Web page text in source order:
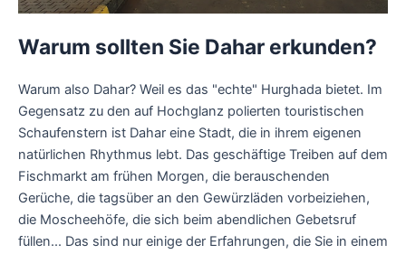
Warum sollten Sie Dahar erkunden?
Warum also Dahar? Weil es das "echte" Hurghada bietet. Im
Gegensatz zu den auf Hochglanz polierten touristischen
Schaufenstern ist Dahar eine Stadt, die in ihrem eigenen
natürlichen Rhythmus lebt. Das geschäftige Treiben auf dem
Fischmarkt am frühen Morgen, die berauschenden
Gerüche, die tagsüber an den Gewürzläden vorbeiziehen,
die Moscheehöfe, die sich beim abendlichen Gebetsruf
füllen... Das sind nur einige der Erfahrungen, die Sie in einem